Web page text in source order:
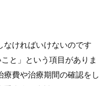
ければいけないのです
と」という項目がありま
費や治療期間の確認をし